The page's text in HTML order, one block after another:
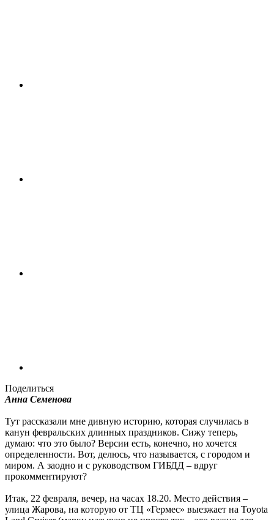
Поделиться
Анна Семенова
Тут рассказали мне дивную историю, которая случилась в
канун февральских длинных праздников. Сижу теперь,
думаю: что это было? Версии есть, конечно, но хочется
определенности. Вот, делюсь, что называется, с городом и
миром. А заодно и с руководством ГИБДД – вдруг
прокомментируют?
Итак, 22 февраля, вечер, на часах 18.20. Место действия –
улица Жарова, на которую от ТЦ «Гермес» выезжает на Toyota